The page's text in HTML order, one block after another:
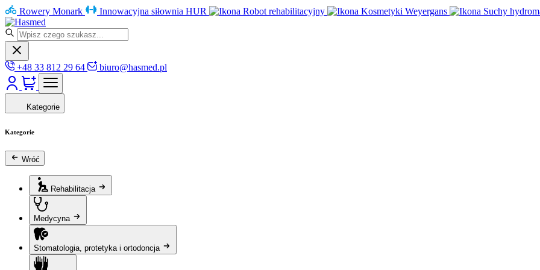
Rowery Monark Innowacyjna siłownia HUR Robot rehabilitacyjny Kosmetyki Weyergans Suchy
+48 33 812 29 64 biuro@hasmed.pl
Kategorie
Kategorie
Wróć
Rehabilitacja
Medycyna
Stomatologia, protetyka i ortodoncja